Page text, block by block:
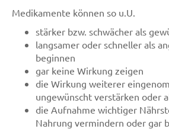
Medikamente können so u.U.
stärker bzw. schwächer als
langsamer oder schneller als
beginnen
gar keine Wirkung zeigen
die Wirkung weiterer
ungewünscht verstärken oder
die Aufnahme wichtiger
Nahrung vermindern oder gar